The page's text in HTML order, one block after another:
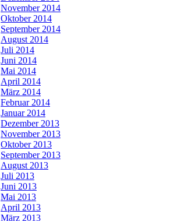
November 2014
Oktober 2014
September 2014
August 2014
Juli 2014
Juni 2014
Mai 2014
April 2014
März 2014
Februar 2014
Januar 2014
Dezember 2013
November 2013
Oktober 2013
September 2013
August 2013
Juli 2013
Juni 2013
Mai 2013
April 2013
März 2013